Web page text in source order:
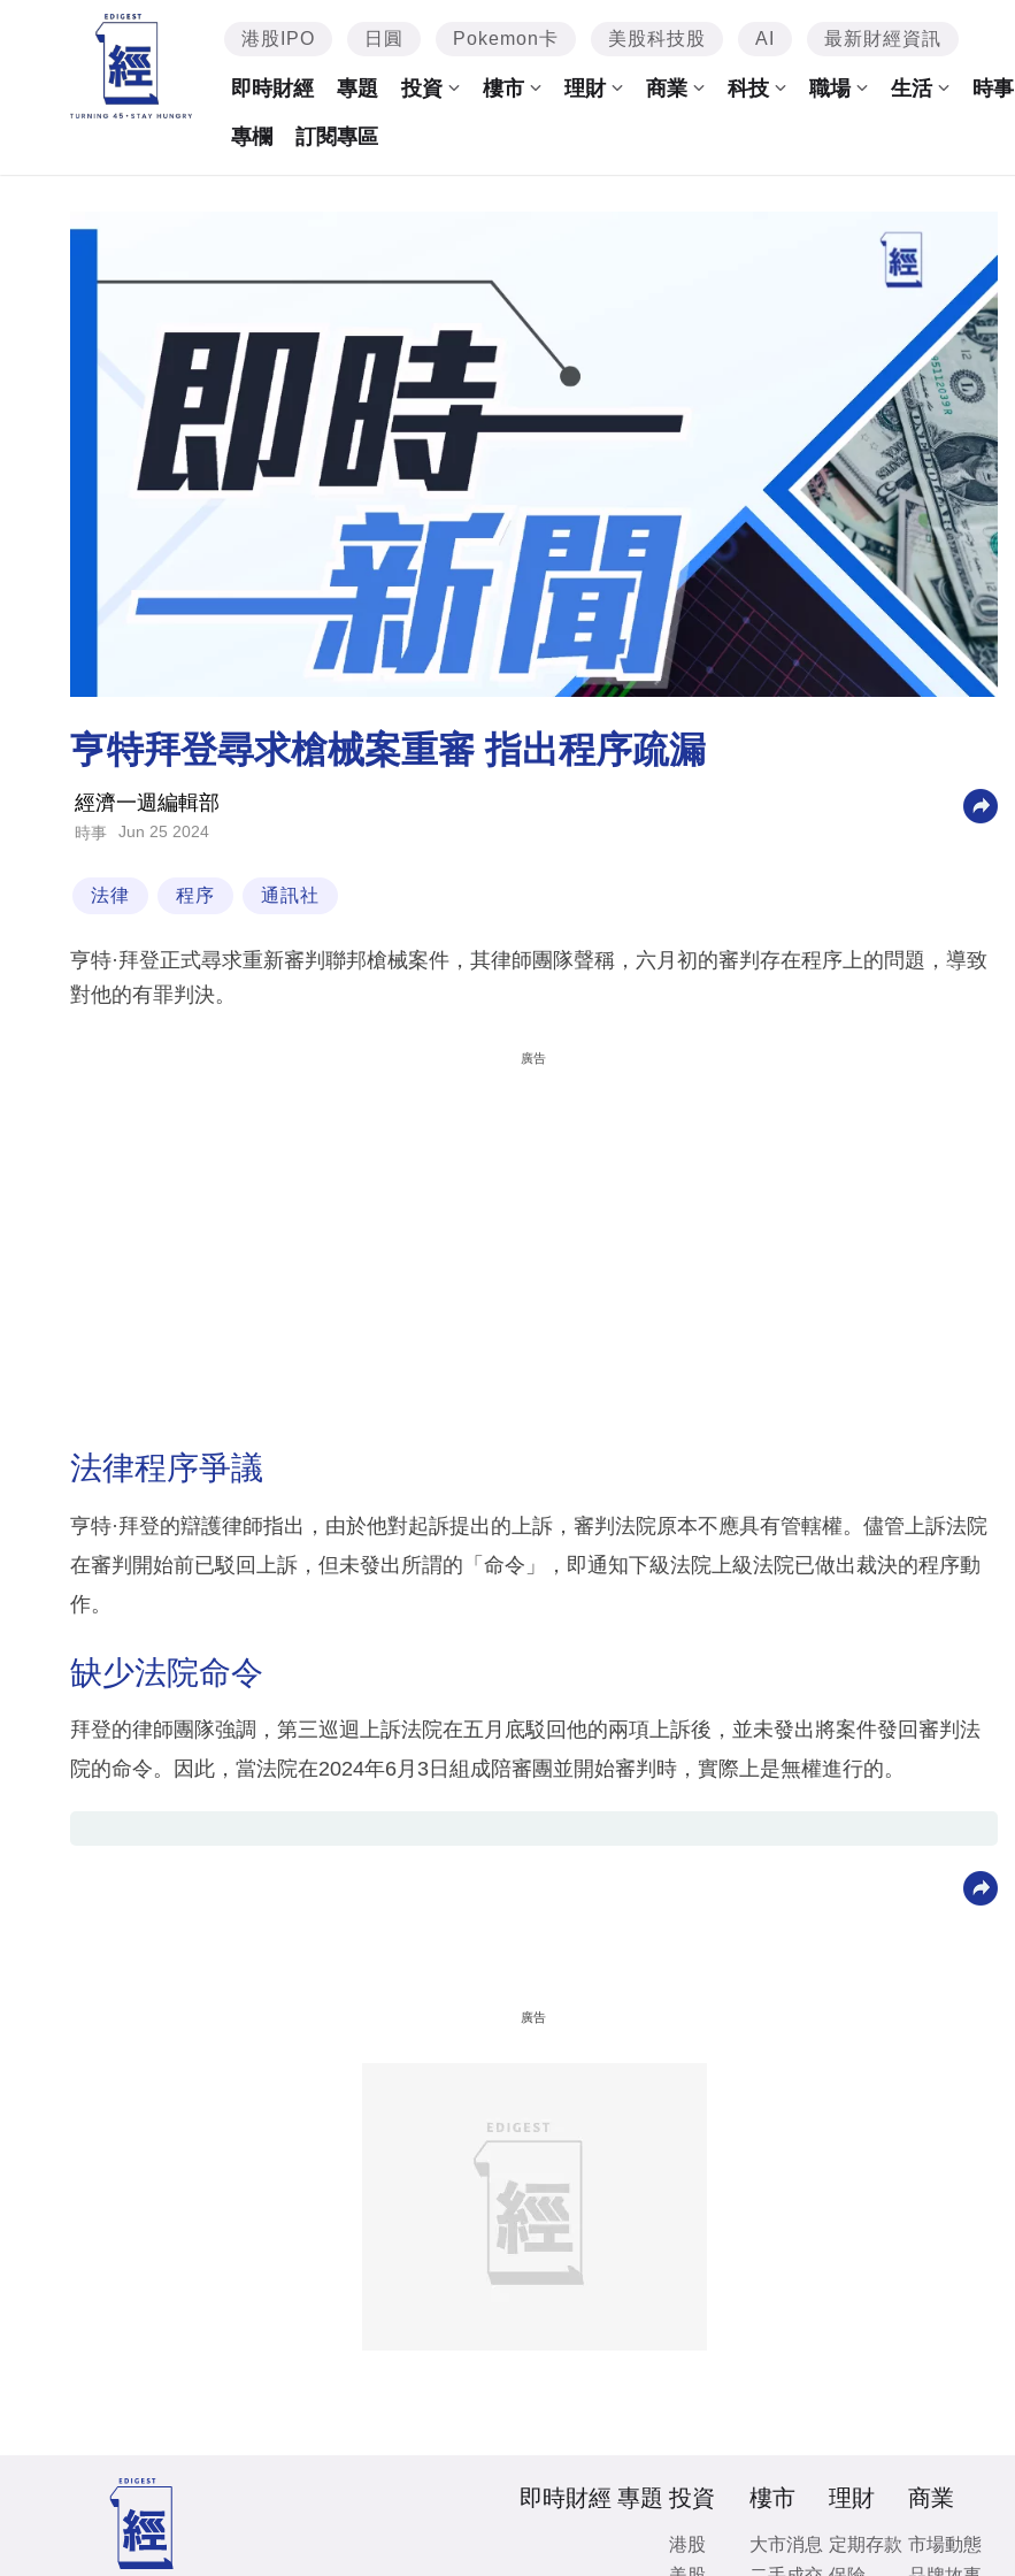
港股IPO 日圓 Pokemon卡 美股科技股 AI 最新財經資訊
即時財經 專題 投資 樓市 理財 商業 科技 職場 生活 時事
專欄 訂閱專區
亨特拜登尋求槍械案重審 指出程序疏漏
經濟一週編輯部
時事 Jun 25 2024
法律 程序 通訊社
亨特·拜登正式尋求重新審判聯邦槍械案件，其律師團隊聲稱，六月初的審判存在程序上的問題，導致
對他的有罪判決。
廣告
法律程序爭議
亨特·拜登的辯護律師指出，由於他對起訴提出的上訴，審判法院原本不應具有管轄權。儘管上訴法院
在審判開始前已駁回上訴，但未發出所謂的「命令」，即通知下級法院上級法院已做出裁決的程序動
作。
缺少法院命令
拜登的律師團隊強調，第三巡迴上訴法院在五月底駁回他的兩項上訴後，並未發出將案件發回審判法
院的命令。因此，當法院在2024年6月3日組成陪審團並開始審判時，實際上是無權進行的。
廣告
即時財經 專題 投資
港股
樓市
大市消息
理財
定期存款
商業
市場動態